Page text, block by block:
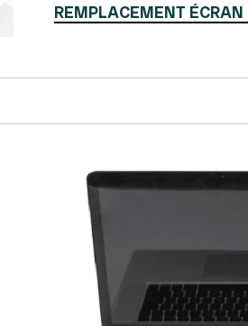
REMPLACEMENT